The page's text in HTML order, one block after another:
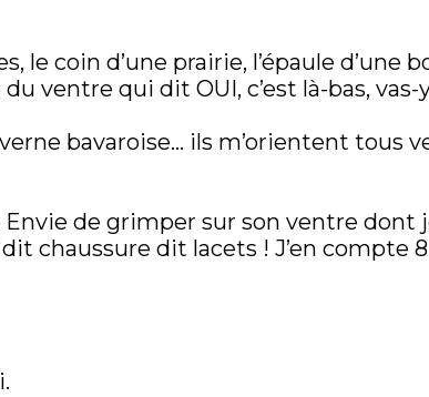
le coin d’une prairie, l’épaule d’une
ventre qui dit OUI, c’est là-bas, vas-
bavaroise… ils m’orientent tous
de grimper sur son ventre dont
chaussure dit lacets ! J’en compte